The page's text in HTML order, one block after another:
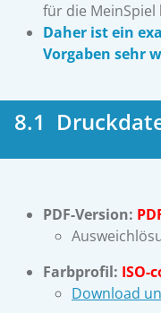
für die MeinSpiel
Daher ist ein
Vorgaben sehr
8.1
PDF-Version:
Farbprofil: ISO-
Download